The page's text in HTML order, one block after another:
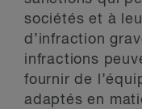
sociétés et à
d’infraction
infractions
fournir de
adaptés en